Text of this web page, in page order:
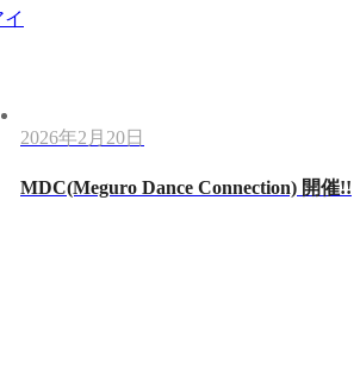
2026年2月20日
MDC(Meguro Dance Connection) 開催!!